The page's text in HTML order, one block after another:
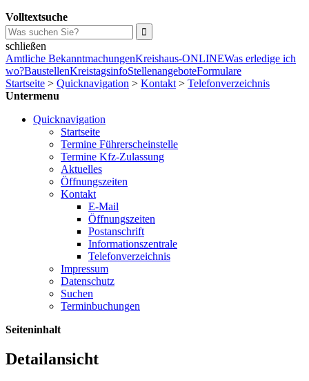
Volltextsuche
schließen
Amtliche BekanntmachungenKreishaus-ONLINEWas erledige ich
wo?BaustellenKreistagsinfoStellenangeboteFormulare
Startseite > Quicknavigation > Kontakt > Telefonverzeichnis
Untermenu
Quicknavigation
Startseite
Termine Führerscheinstelle
Termine Kfz-Zulassung
Aktuelles
Öffnungszeiten
Kontakt
E-Mail
Öffnungszeiten
Postanschrift
Informationszentrale
Telefonverzeichnis
Impressum
Datenschutz
Suchen
Terminbuchungen
Seiteninhalt
Detailansicht